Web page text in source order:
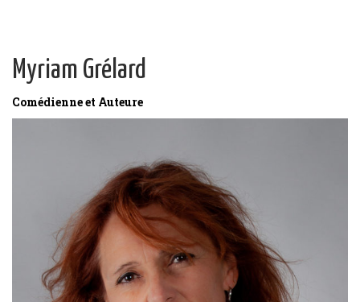
Myriam Grélard
Comédienne et Auteure